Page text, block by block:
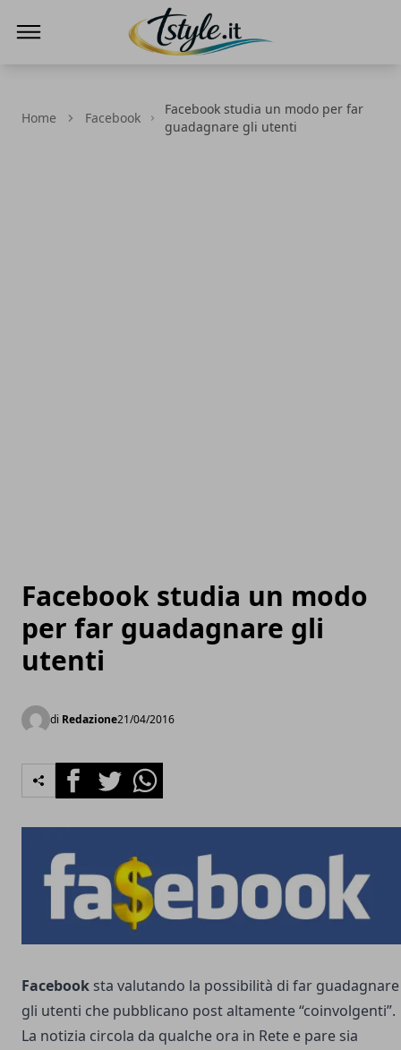
Home Facebook
Facebook studia un modo per far
guadagnare gli utenti
Facebook studia un modo
per far guadagnare gli
utenti
di Redazione21/04/2016
FacebookTwitterWhatsapp
Facebook sta valutando la possibilità di far guadagnare
gli utenti che pubblicano post altamente “coinvolgenti”.
La notizia circola da qualche ora in Rete e pare sia